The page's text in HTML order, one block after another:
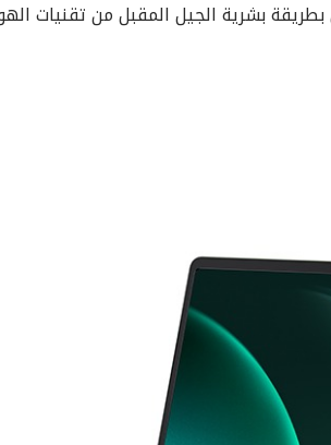
بشرية الجيل المقبل من تقنيات